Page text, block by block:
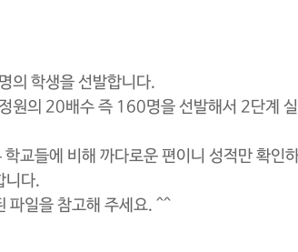
의 학생을 선발합니다.
원의 20배수 즉 160명을 선발해서 2단계
교들에 비해 까다로운 편이니 성적만 확인
니다.
파일을 참고해 주세요. ^^